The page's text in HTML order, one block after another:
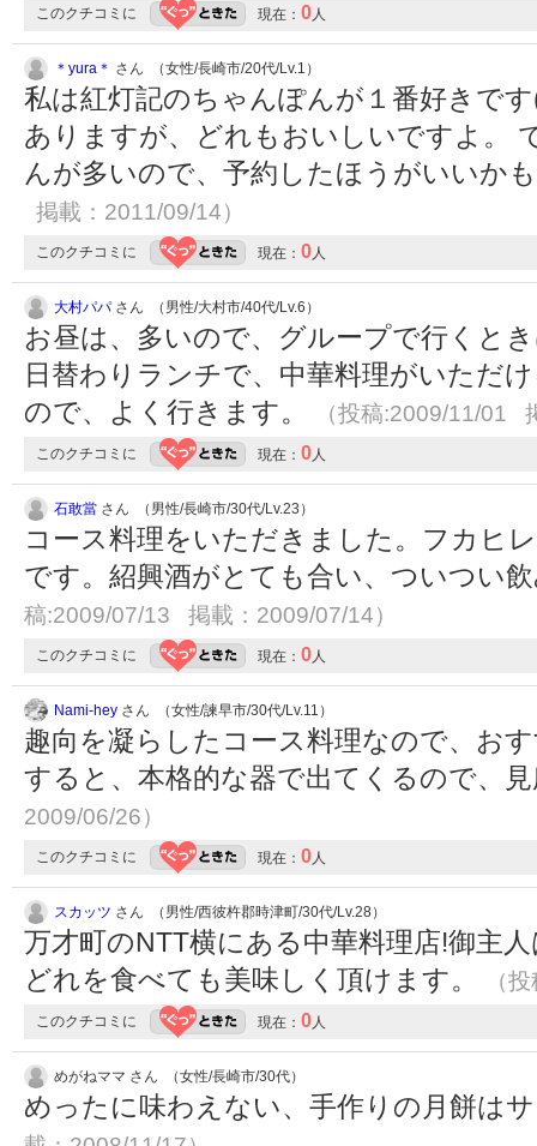
このクチコミに 現在： 0人
＊yura＊ さん （女性/長崎市/20代/Lv.1）
私は紅灯記のちゃんぽんが１番好きで
ありますが、どれもおいしいですよ。
んが多いので、予約したほうがいいか
掲載：2011/09/14）
このクチコミに 現在： 0人
大村パパさん （男性/大村市/40代/Lv.6）
お昼は、多いので、グループで行くと
日替わりランチで、中華料理がいただ
ので、よく行きます。
（投稿:2009/11/01
このクチコミに 現在： 0人
石敢當 さん （男性/長崎市/30代/Lv.23）
コース料理をいただきました。フカヒ
です。紹興酒がとても合い、ついつい
稿:2009/07/13 掲載：2009/07/14）
このクチコミに 現在： 0人
Nami-hey さん （女性/諫早市/30代/Lv.11）
趣向を凝らしたコース料理なので、お
すると、本格的な器で出てくるので、
2009/06/26）
このクチコミに 現在： 0人
スカッツ さん （男性/西彼杵郡時津町/30代/Lv.28）
万才町のNTT横にある中華料理店!御主
どれを食べても美味しく頂けます。
（
このクチコミに 現在： 0人
めがねママ さん （女性/長崎市/30代）
めったに味わえない、手作りの月餅は